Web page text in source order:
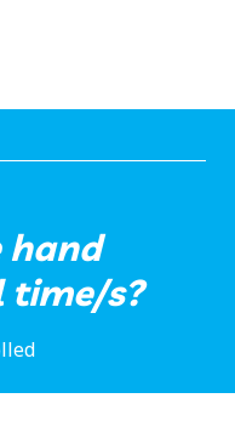
hand
time/s?